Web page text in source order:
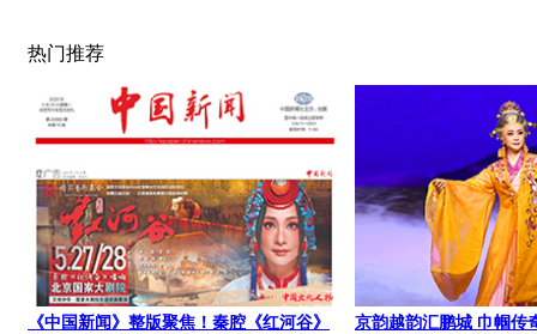
热门推荐
《中国新闻》整版聚焦！秦腔《红河谷》
京韵越韵汇鹏城 巾帼